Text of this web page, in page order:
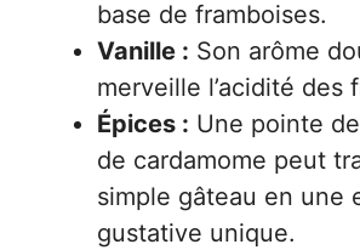
base de framboises.
Vanille : Son arôme
merveille l’acidité des
Épices : Une pointe
de cardamome peut
simple gâteau en une
gustative unique.